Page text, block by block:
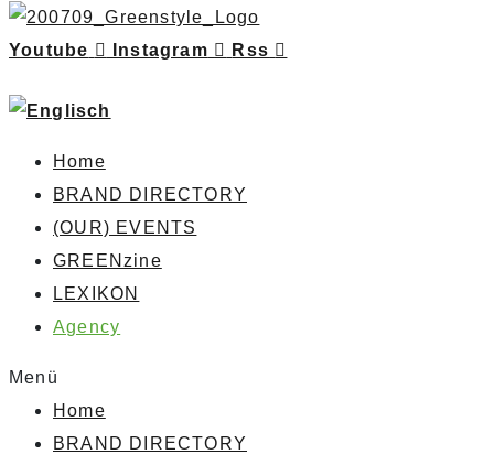
Youtube Instagram Rss
Home
BRAND DIRECTORY
(OUR) EVENTS
GREENzine
LEXIKON
Agency
Menü
Home
BRAND DIRECTORY